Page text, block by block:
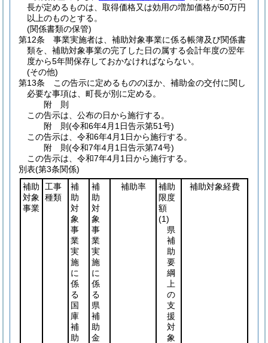
長が定めるものは、取得価格又は効用の増加価格が50万円
以上のものとする。
(関係書類の保管)
第12条
事業実施者は、補助対象事業に係る帳簿及び関係書
類を、補助対象事業の完了した日の属する会計年度の翌年
度から5年間保存しておかなければならない。
(その他)
第13条
この告示に定めるもののほか、補助金の交付に関し
必要な事項は、町長が別に定める。
附 則
この告示は、公布の日から施行する。
附 則(令和6年4月1日告示第51号)
この告示は、令和6年4月1日から施行する。
附 則(令和7年4月1日告示第74号)
この告示は、令和7年4月1日から施行する。
別表(第3条関係)
補助
対象
事業
工事
種類
補
助
対
象
事
業
実
施
に
係
る
国
庫
補
助
補
助
対
象
事
業
実
施
に
係
る
県
補
助
金
補助率
補助
限度
額
(1)
県
補
助
要
綱
上
の
支
援
対
象
補助対象経費